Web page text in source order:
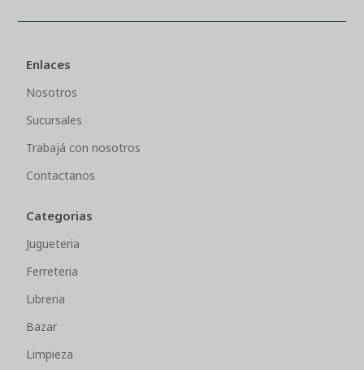
Enlaces
Nosotros
Sucursales
Trabajá con nosotros
Contactanos
Categorias
Jugueteria
Ferreteria
Libreria
Bazar
Limpieza